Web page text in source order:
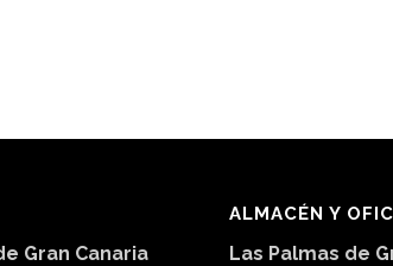
Gran Canaria
ALMACÉN Y
Las Palmas de